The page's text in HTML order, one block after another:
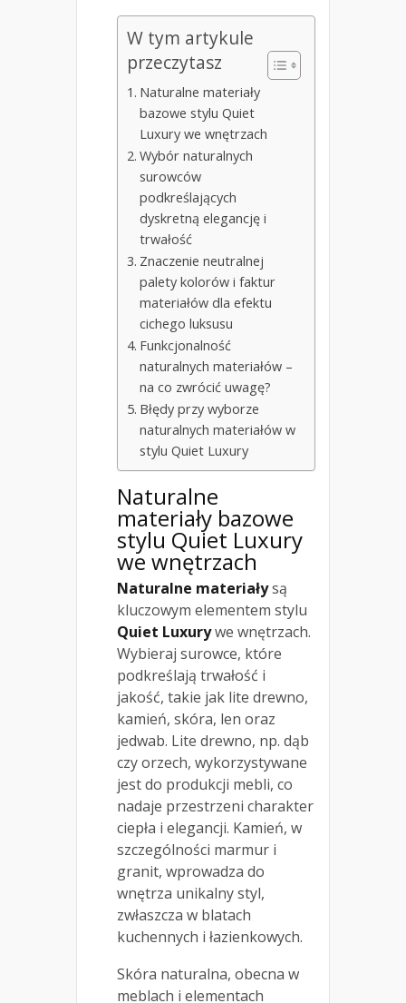
W tym artykule
przeczytasz
Naturalne materiały
bazowe stylu Quiet
Luxury we wnętrzach
Wybór naturalnych
surowców
podkreślających
dyskretną elegancję i
trwałość
Znaczenie neutralnej
palety kolorów i faktur
materiałów dla efektu
cichego luksusu
Funkcjonalność
naturalnych materiałów –
na co zwrócić uwagę?
Błędy przy wyborze
naturalnych materiałów w
stylu Quiet Luxury
Naturalne
materiały bazowe
stylu Quiet Luxury
we wnętrzach
Naturalne materiałysą
kluczowym elementem stylu
Quiet Luxurywe wnętrzach.
Wybieraj surowce, które
podkreślają trwałość i
jakość, takie jak lite drewno,
kamień, skóra, len oraz
jedwab. Lite drewno, np. dąb
czy orzech, wykorzystywane
jest do produkcji mebli, co
nadaje przestrzeni charakter
ciepła i elegancji. Kamień, w
szczególności marmur i
granit, wprowadza do
wnętrza unikalny styl,
zwłaszcza w blatach
kuchennych i łazienkowych.
Skóra naturalna, obecna w
meblach i elementach